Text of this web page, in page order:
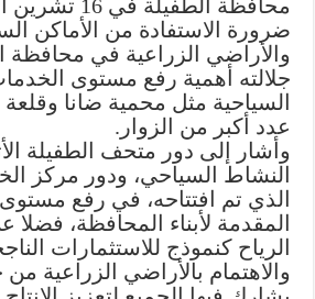
ضرورة الاستفادة من الأماكن
والأراضي الزراعية في محافظة
جلالته أهمية رفع مستوى
السياحية مثل محمية ضانا
عدد أكبر من الزوار.
وأشار إلى دور متحف الطفيلة
النشاط السياحي، ودور مركز
الذي تم افتتاحه، في رفع
المقدمة لأبناء المحافظة،
الرياح كنموذج للاستثمارات
والاهتمام بالأراضي